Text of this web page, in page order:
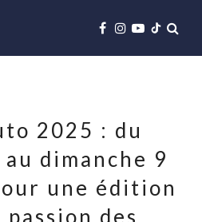
2025 : du
dimanche 9
une édition
des